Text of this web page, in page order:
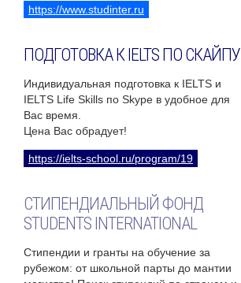
https://www.studinter.ru
ПОДГОТОВКА К IELTS ПО СКАЙПУ
Индивидуальная подготовка к IELTS и
IELTS Life Skills по Skype в удобное для
Вас время.
Цена Вас обрадует!
https://ielts-school.ru/program/19
СТИПЕНДИАЛЬНЫЙ ФОНД
STUDENTS INTERNATIONAL
Стипендии и гранты на обучение за
рубежом: от школьной парты до мантии